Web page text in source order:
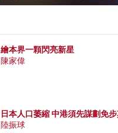
繪本界一顆閃亮新星
陳家偉
日本人口萎縮 中港須先謀劃免
陸振球